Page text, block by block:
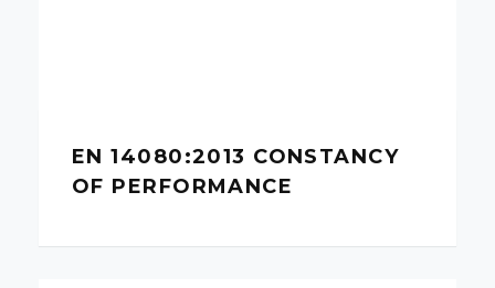
EN 14080:2013 CONSTANCY
OF PERFORMANCE